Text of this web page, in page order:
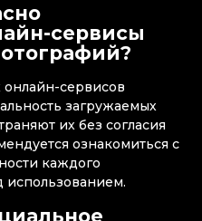
сервисы
сервисов
загружаемых
их без согласия
ознакомиться с
каждого
использованием.